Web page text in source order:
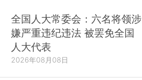
全国人大常委会：六名将领涉
嫌严重违纪违法 被罢免全国
人大代表
2026年08月08日